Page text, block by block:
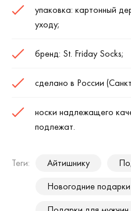
упаковка: картонный
уходу;
бренд: St. Friday Socks;
сделано в России
носки надлежащего
подлежат.
Теги: Айтишнику
Новогодние подарки